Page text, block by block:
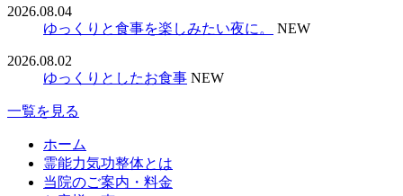
2026.08.04
ゆっくりと食事を楽しみたい夜に。
NEW
2026.08.02
ゆっくりとしたお食事 NEW
一覧を見る
ホーム
霊能力気功整体とは
当院のご案内・料金